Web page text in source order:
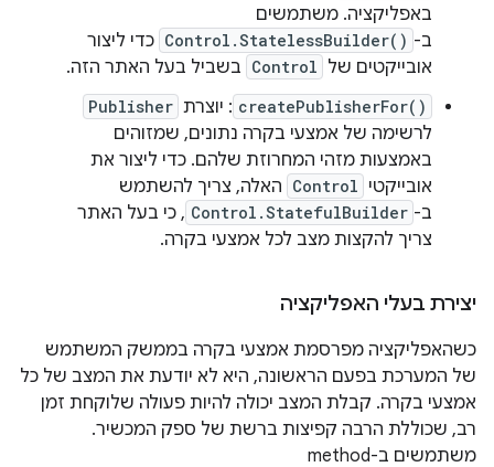
באפליקציה. משתמשים
ב- Control.StatelessBuilder() כדי ליצור
אובייקטים של Control בשביל בעל האתר הזה.
createPublisherFor() : יוצרת Publisher
לרשימה של אמצעי בקרה נתונים, שמזוהים
באמצעות מזהי המחרוזת שלהם. כדי ליצור את
אובייקטי Control האלה, צריך להשתמש
ב- Control.StatefulBuilder , כי בעל האתר
צריך להקצות מצב לכל אמצעי בקרה.
יצירת בעלי האפליקציה
כשהאפליקציה מפרסמת אמצעי בקרה בממשק המשתמש
של המערכת בפעם הראשונה, היא לא יודעת את המצב של כל
אמצעי בקרה. קבלת המצב יכולה להיות פעולה שלוקחת זמן
רב, שכוללת הרבה קפיצות ברשת של ספק המכשיר.
משתמשים ב-method‏